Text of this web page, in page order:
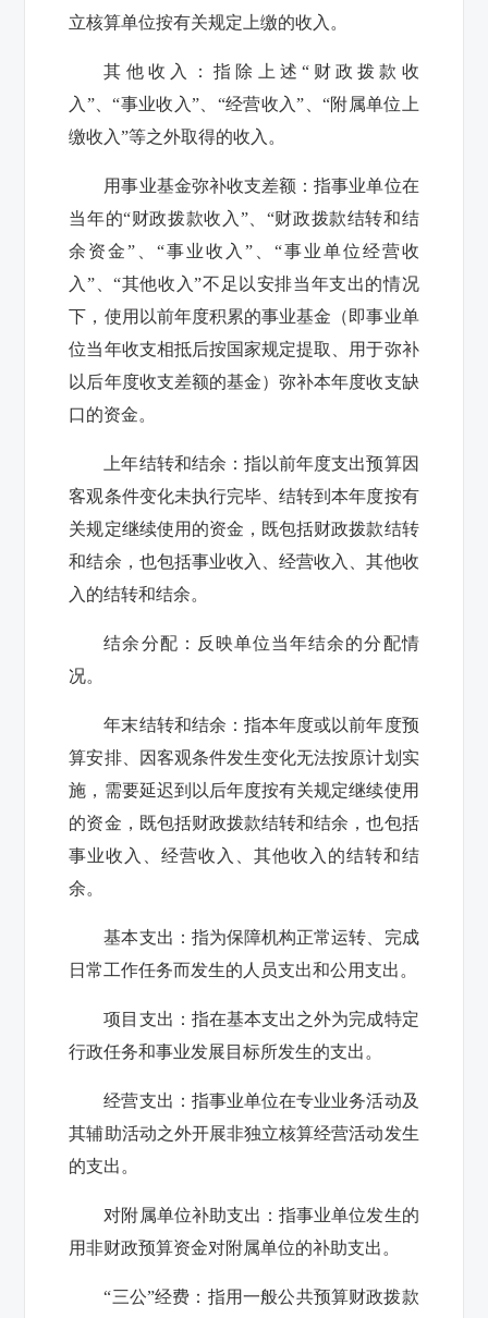
立核算单位按有关规定上缴的收入。
其他收入：指除上述“财政拨款收
入”、“事业收入”、“经营收入”、“附属单位上
缴收入”等之外取得的收入。
用事业基金弥补收支差额：指事业单位在
当年的“财政拨款收入”、“财政拨款结转和结
余资金”、“事业收入”、“事业单位经营收
入”、“其他收入”不足以安排当年支出的情况
下，使用以前年度积累的事业基金（即事业单
位当年收支相抵后按国家规定提取、用于弥补
以后年度收支差额的基金）弥补本年度收支缺
口的资金。
上年结转和结余：指以前年度支出预算因
客观条件变化未执行完毕、结转到本年度按有
关规定继续使用的资金，既包括财政拨款结转
和结余，也包括事业收入、经营收入、其他收
入的结转和结余。
结余分配：反映单位当年结余的分配情
况。
年末结转和结余：指本年度或以前年度预
算安排、因客观条件发生变化无法按原计划实
施，需要延迟到以后年度按有关规定继续使用
的资金，既包括财政拨款结转和结余，也包括
事业收入、经营收入、其他收入的结转和结
余。
基本支出：指为保障机构正常运转、完成
日常工作任务而发生的人员支出和公用支出。
项目支出：指在基本支出之外为完成特定
行政任务和事业发展目标所发生的支出。
经营支出：指事业单位在专业业务活动及
其辅助活动之外开展非独立核算经营活动发生
的支出。
对附属单位补助支出：指事业单位发生的
用非财政预算资金对附属单位的补助支出。
“三公”经费：指用一般公共预算财政拨款